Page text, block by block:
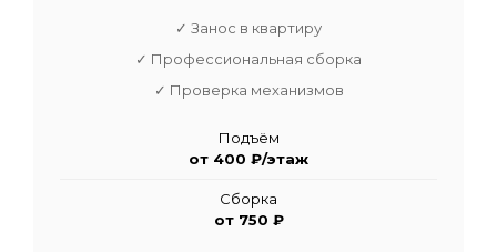
✓ Занос в квартиру
✓ Профессиональная сборка
✓ Проверка механизмов
Подъём
от 400 ₽/этаж
Сборка
от 750 ₽